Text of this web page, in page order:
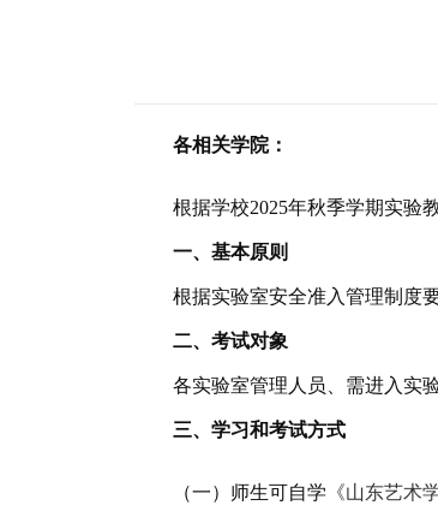
各相关学院：
根据学校2025年秋季学期实验
一、基本原则
根据实验室安全准入管理制度
二、考试对象
各实验室管理人员、需进入实
三、学习和考试方式
（一） 师生可自学 《山东艺术